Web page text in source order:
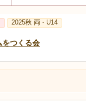
2025秋 両 - U14
をつくる会